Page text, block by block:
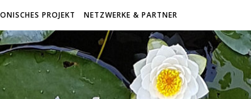
PROJEKT NETZWERKE & PARTNER